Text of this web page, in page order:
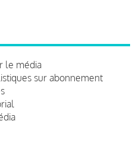
le média
sur abonnement